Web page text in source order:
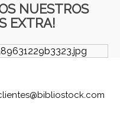
NUESTROS
EXTRA!